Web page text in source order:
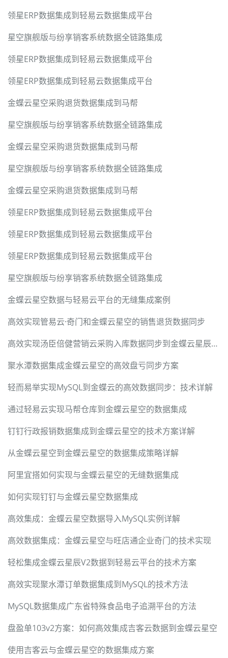
领星ERP数据集成到轻易云数据集成平台
星空旗舰版与纷享销客系统数据全链路集成
领星ERP数据集成到轻易云数据集成平台
领星ERP数据集成到轻易云数据集成平台
金蝶云星空采购退货数据集成到马帮
星空旗舰版与纷享销客系统数据全链路集成
金蝶云星空采购退货数据集成到马帮
星空旗舰版与纷享销客系统数据全链路集成
金蝶云星空采购退货数据集成到马帮
领星ERP数据集成到轻易云数据集成平台
领星ERP数据集成到轻易云数据集成平台
领星ERP数据集成到轻易云数据集成平台
星空旗舰版与纷享销客系统数据全链路集成
金蝶云星空数据与轻易云平台的无缝集成案例
高效实现管易云·奇门和金蝶云星空的销售退货数据同步
高效实现汤臣倍健营销云采购入库数据同步到金蝶云星辰V2
聚水潭数据集成金蝶云星空的高效盘亏同步方案
轻而易举实现MySQL到金蝶云的高效数据同步：技术详解
通过轻易云实现马帮仓库到金蝶云星空的数据集成
钉钉行政报销数据集成到金蝶云星空的技术方案详解
从金蝶云星空到金蝶云星空的数据集成策略详解
阿里宜搭如何实现与金蝶云星空的无缝数据集成
如何实现钉钉与金蝶云星空数据集成
高效集成：金蝶云星空数据导入MySQL实例详解
高效数据集成：金蝶云星空与旺店通企业奇门的技术实现
轻松集成金蝶云星辰V2数据到轻易云平台的技术方案
高效实现聚水潭订单数据集成到MySQL的技术方法
MySQL数据集成广东省特殊食品电子追溯平台的方法
盘盈单103v2方案：如何高效集成吉客云数据到金蝶云星空
使用吉客云与金蝶云星空的数据集成方案